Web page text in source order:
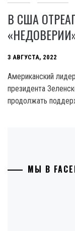
В США
3 АВГУСТА, 2022
Американский
президента
продолжать
МЫ В